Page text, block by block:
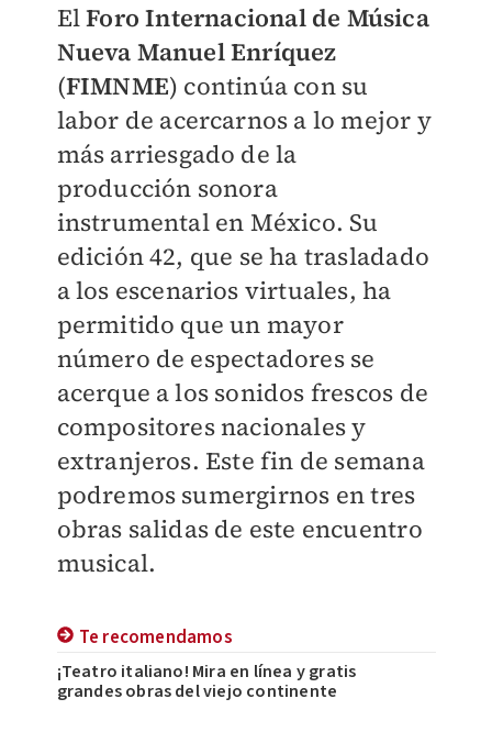
ElForo Internacional de Música
Nueva Manuel Enríquez
(FIMNME) continúa con su
labor de acercarnos a lo mejor y
más arriesgado de la
producción sonora
instrumental en México. Su
edición 42, que se ha trasladado
a los escenarios virtuales, ha
permitido que un mayor
número de espectadores se
acerque a los sonidos frescos de
compositores nacionales y
extranjeros. Este fin de semana
podremos sumergirnos en tres
obras salidas de este encuentro
musical.
Te recomendamos
¡Teatro italiano! Mira en línea y gratis
grandes obras del viejo continente